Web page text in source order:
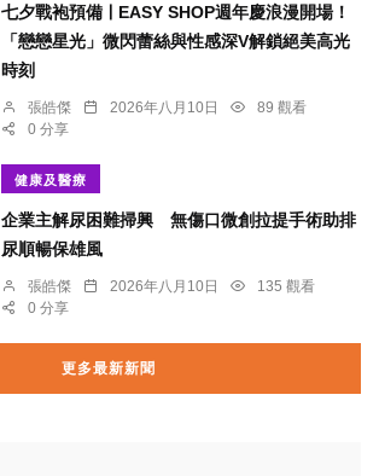
七夕戰袍預備ￜEASY SHOP週年慶浪漫開場！
「戀戀星光」微閃蕾絲與性感深V解鎖絕美高光
時刻
張皓傑 2026年八月10日
89 觀看
0 分享
健康及醫療
企業主解尿困難掃興 無傷口微創拉提手術助排
尿順暢保雄風
張皓傑 2026年八月10日
135 觀看
0 分享
更多最新新聞